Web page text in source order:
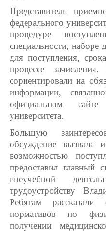
Представитель
федерального
процедуре
специальности, наборе
для поступления,
процессе
сориентировали на
информации,
официальном
университета.
Большую
обсуждение вызвала
возможностью
предоставил главный
внеучебной
трудоустройству
Ребятам
нормативов по
получении